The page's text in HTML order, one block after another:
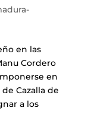
en las
Cordero
en
Cazalla de
a los